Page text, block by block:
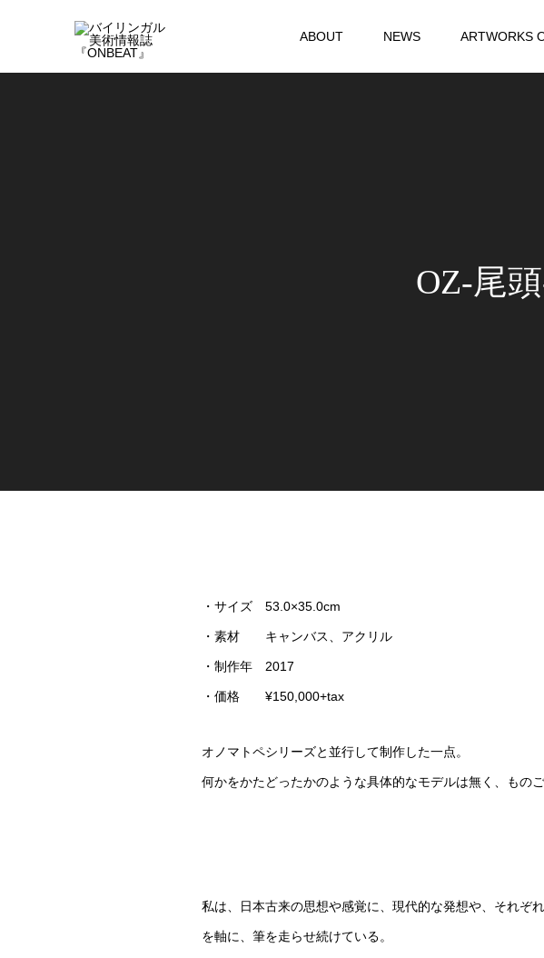
ABOUT NEWS ARTWORKS
OZ-尾
・サイズ 53.0×35.0cm
・素材 キャンバス、アクリル
・制作年 2017
・価格 ¥150,000+tax
オノマトペシリーズと並行して制作した一点。
何かをかたどったかのような具体的なモデルは無く、もの
私は、日本古来の思想や感覚に、現代的な発想や、それぞ
を軸に、筆を走らせ続けている。